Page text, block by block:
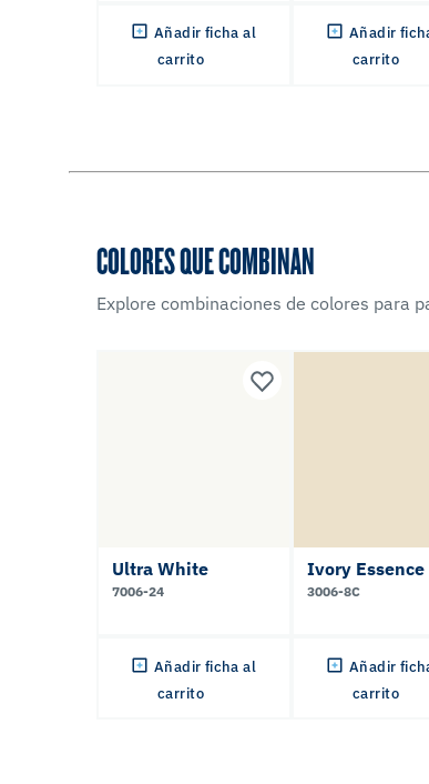
Añadir ficha al
carrito
Añadir
carrito
COLORES QUE COMBINAN
Explore combinaciones de colores para
Ultra White
7006-24
Añadir ficha al
carrito
Ivory Essence
3006-8C
Añadir
carrito